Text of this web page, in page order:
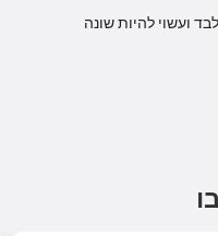
ועשוי להיות שונה